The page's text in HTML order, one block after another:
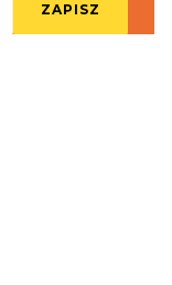
ZAPISZ